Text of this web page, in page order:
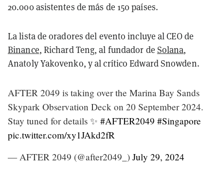
20.000 asistentes de más de 150 países.
La lista de oradores del evento incluye al CEO de
Binance, Richard Teng, al fundador de Solana,
Anatoly Yakovenko, y al crítico Edward Snowden.
AFTER 2049 is taking over the Marina Bay Sands
Skypark Observation Deck on 20 September 2024.
Stay tuned for details ✨ #AFTER2049 #Singapore
pic.twitter.com/xy1JAkd2fR
— AFTER 2049 (@after2049_) July 29, 2024